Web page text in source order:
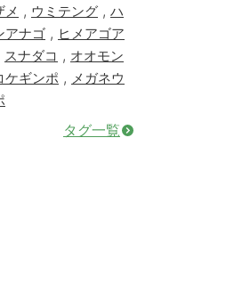
メ , ウミテング , ハ
アナゴ , ヒメアゴア
スナダコ , オオモン
ケギンポ , メガネウ
タグ一覧